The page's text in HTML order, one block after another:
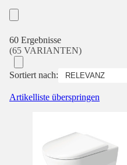
60 Ergebnisse
(65 VARIANTEN)
Sortiert nach:
Artikelliste überspringen